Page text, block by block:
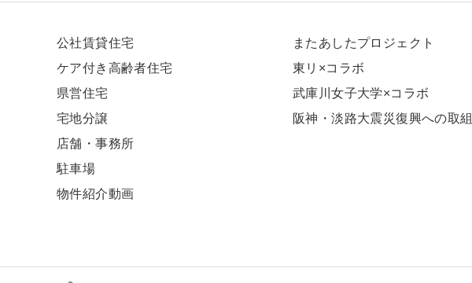
公社賃貸住宅
ケア付き高齢者住宅
県営住宅
宅地分譲
店舗・事務所
駐車場
物件紹介動画
またあしたプロジェクト
東リ×コラボ
武庫川⼥⼦⼤学×コラボ
阪神・淡路大震災復興への取組